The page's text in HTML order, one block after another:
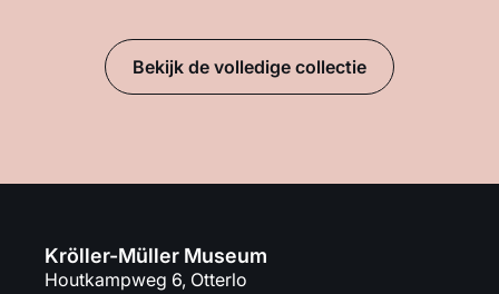
Bekijk de volledige collectie
Kröller-Müller Museum
Houtkampweg 6, Otterlo